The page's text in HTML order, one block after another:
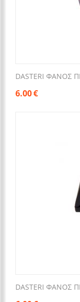
DASTERI ΦΑΝΟΣ
6.00€
DASTERI ΦΑΝΟΣ